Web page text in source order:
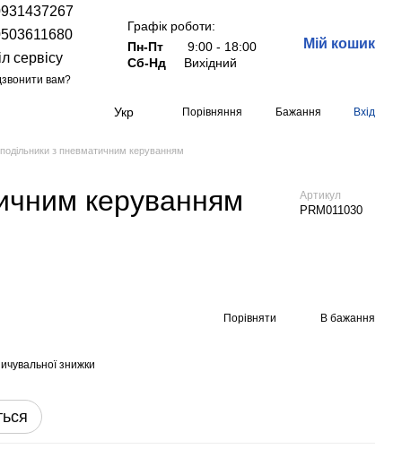
сервісу
вам?
Графік роботи:
Пн-Пт
9:00 - 18:00
Сб-Нд
Вихідний
Мій кошик
Укр Порівняння Бажання Вхід
з пневматичним керуванням
керуванням
Артикул
PRM011030
Порівняти В бажання
знижки